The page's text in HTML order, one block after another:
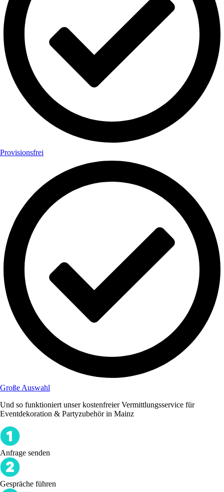
Provisionsfrei
Große Auswahl
Und so funktioniert unser kostenfreier Vermittlungsservice für
Eventdekoration & Partyzubehör in Mainz
Anfrage senden
Gespräche führen